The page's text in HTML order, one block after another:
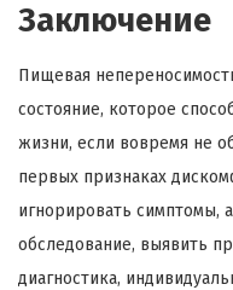
Заключение
Пищевая
состояние, которое
жизни, если вовремя не
первых признаках
игнорировать симптомы,
обследование, выявить
диагностика,